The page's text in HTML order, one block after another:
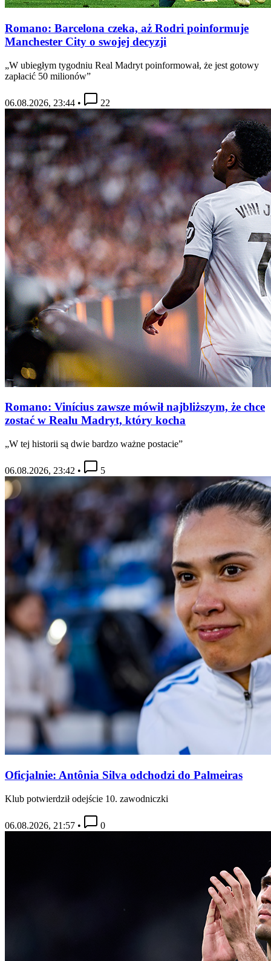
Romano: Barcelona czeka, aż Rodri poinformuje
Manchester City o swojej decyzji
„W ubiegłym tygodniu Real Madryt poinformował, że jest gotowy
zapłacić 50 milionów”
06.08.2026, 23:44 • 22
Romano: Vinícius zawsze mówił najbliższym, że chce
zostać w Realu Madryt, który kocha
„W tej historii są dwie bardzo ważne postacie”
06.08.2026, 23:42 • 5
Oficjalnie: Antônia Silva odchodzi do Palmeiras
Klub potwierdził odejście 10. zawodniczki
06.08.2026, 21:57 • 0